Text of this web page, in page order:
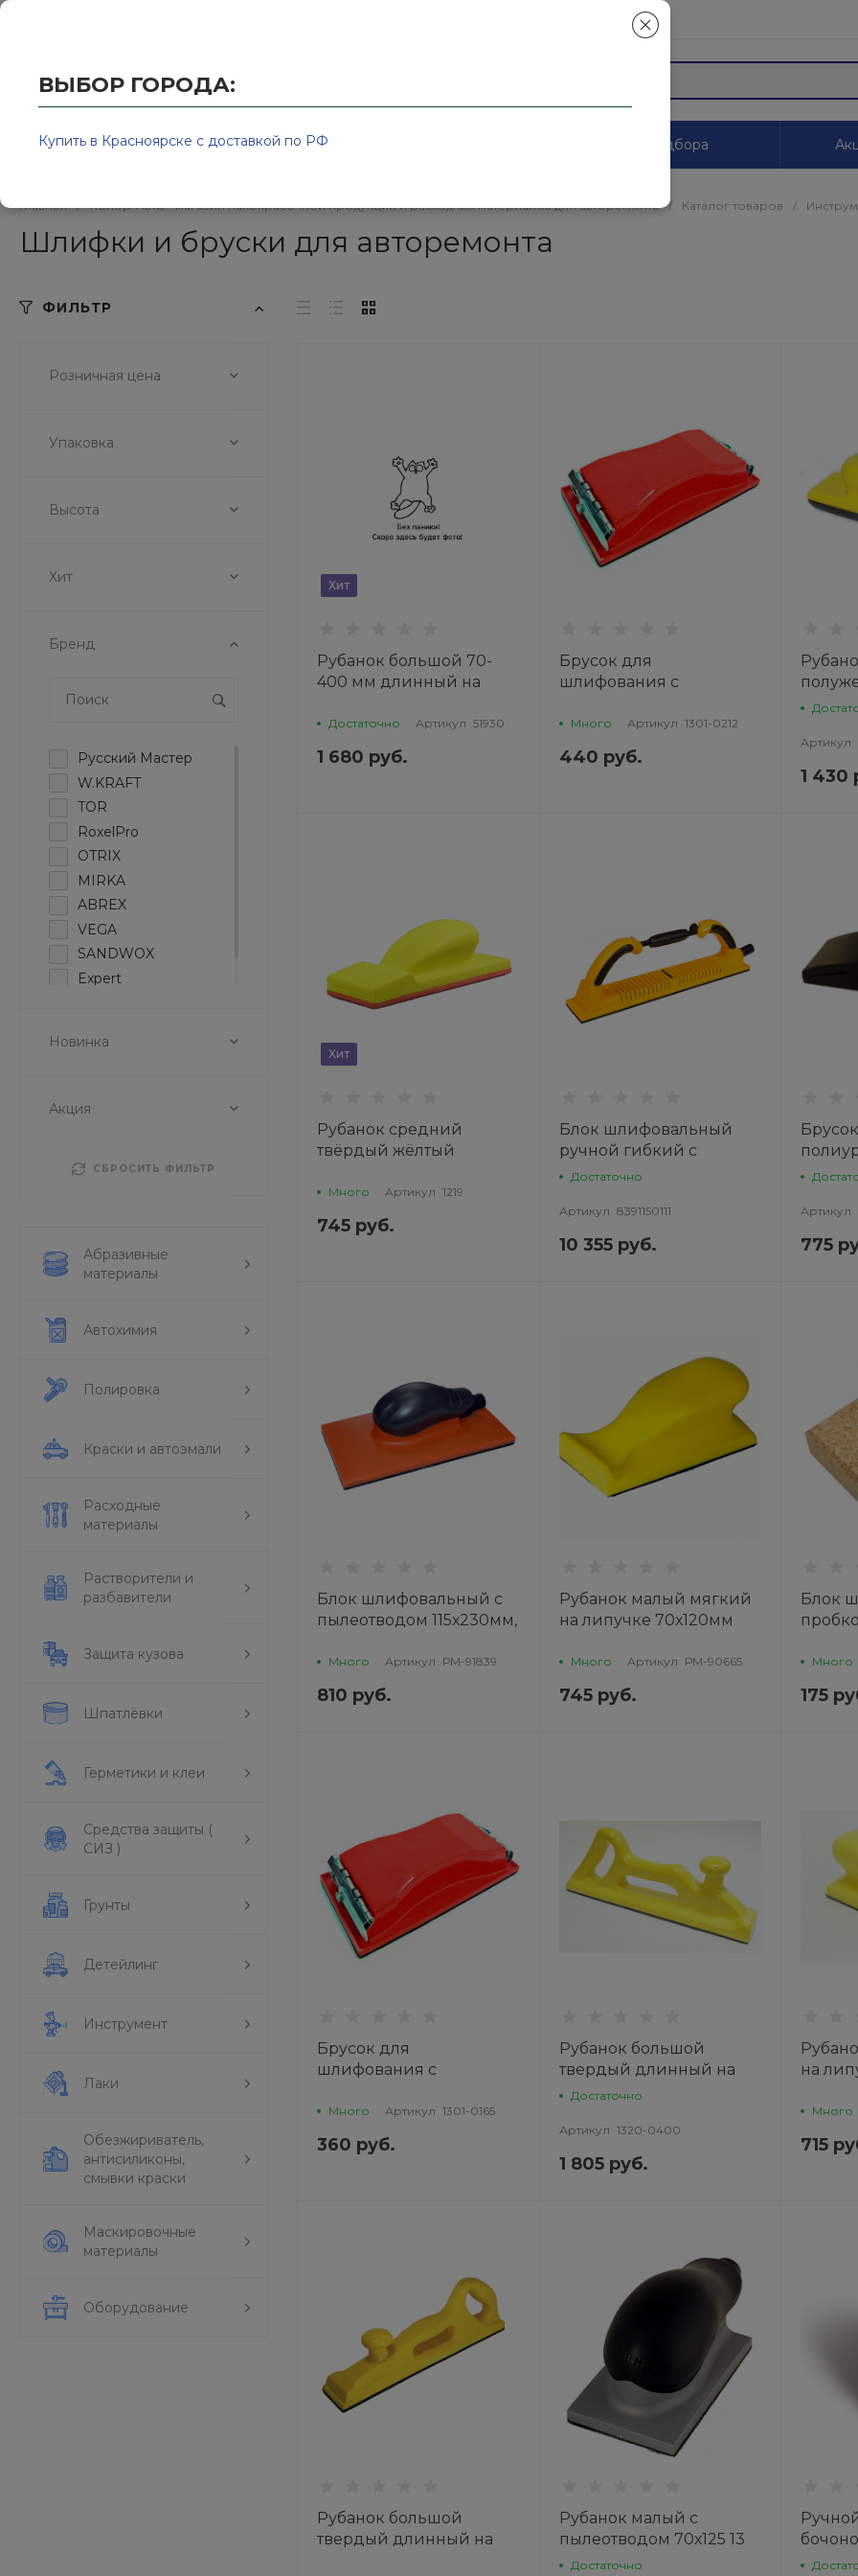
Каталог товаров Системы цветоподбора
Главная / Колор-Авто - магазин лакокрасочной продукции и расходных материалов для авторемонта / Каталог товаров /
Шлифки и бруски для авторемонта
ФИЛЬТР
Розничная цена
Упаковка
Высота
Хит
Бренд
Русский Мастер
W.KRAFT
TOR
RoxelPro
OTRIX
MIRKA
ABREX
VEGA
SANDWOX
Expert
Новинка
Акция
СБРОСИТЬ ФИЛЬТР
Абразивные
материалы
Автохимия
Полировка
Краски и автоэмали
Расходные
материалы
Растворители и
разбавители
Защита кузова
Шпатлёвки
Герметики и клеи
Средства защиты (
СИЗ )
Грунты
Детейлинг
Инструмент
Лаки
Обезжириватель,
антисиликоны,
смывки краски
Маскировочные
материалы
Оборудование
Хит
Рубанок большой 70-
400 мм длинный на
Достаточно Артикул 51930
1 680 руб.
Брусок для
шлифования с
1301-0212 TOR
Много Артикул 1301-0212
440 руб.
TOR
Артикул
1 430
Хит
Рубанок средний
твёрдый жёлтый
Много Артикул 1219
745 руб.
Блок шлифовальный
ручной гибкий с
пылеотводом желтый
MIRKA
Достаточно
Артикул 8391150111
10 355 руб.
Артикул
775
Блок шлифовальный с
пылеотводом 115х230мм,
Много Артикул РМ-91839
810 руб.
Рубанок малый мягкий
на липучке 70х120мм
МАСТЕР
Много Артикул РМ-90665
745 руб.
Блок
Много
175
Брусок для
шлифования с
1301-0165 TOR
Много Артикул 1301-0165
360 руб.
Рубанок большой
твердый длинный на
липучке желтый 70-
Достаточно
Артикул 1320-0400
1 805 руб.
на
Много
715
Рубанок большой
твердый длинный на
Рубанок малый с
пылеотводом 70х125 13
отв. 8391402011 MIRKA
Достаточно
31/
ВЫБОР ГОРОДА:
Купить в Красноярске с доставкой по РФ